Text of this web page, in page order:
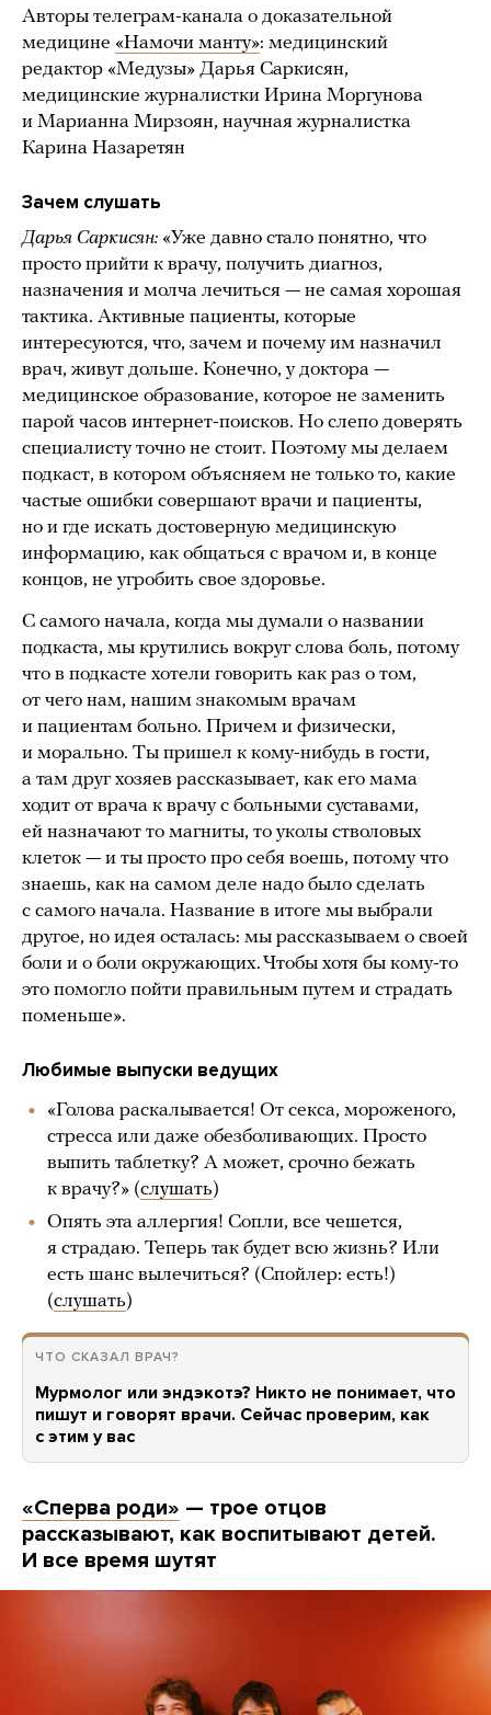
Авторы телеграм-канала о доказательной
медицине «Намочи манту»: медицинский
редактор «Медузы» Дарья Саркисян,
медицинские журналистки Ирина Моргунова
и Марианна Мирзоян, научная журналистка
Карина Назаретян
Зачем слушать
Дарья Саркисян: «Уже давно стало понятно, что
просто прийти к врачу, получить диагноз,
назначения и молча лечиться — не самая хорошая
тактика. Активные пациенты, которые
интересуются, что, зачем и почему им назначил
врач, живут дольше. Конечно, у доктора —
медицинское образование, которое не заменить
парой часов интернет-поисков. Но слепо доверять
специалисту точно не стоит. Поэтому мы делаем
подкаст, в котором объясняем не только то, какие
частые ошибки совершают врачи и пациенты,
но и где искать достоверную медицинскую
информацию, как общаться с врачом и, в конце
концов, не угробить свое здоровье.
С самого начала, когда мы думали о названии
подкаста, мы крутились вокруг слова боль, потому
что в подкасте хотели говорить как раз о том,
от чего нам, нашим знакомым врачам
и пациентам больно. Причем и физически,
и морально. Ты пришел к кому-нибудь в гости,
а там друг хозяев рассказывает, как его мама
ходит от врача к врачу с больными суставами,
ей назначают то магниты, то уколы стволовых
клеток — и ты просто про себя воешь, потому что
знаешь, как на самом деле надо было сделать
с самого начала. Название в итоге мы выбрали
другое, но идея осталась: мы рассказываем о своей
боли и о боли окружающих. Чтобы хотя бы кому-то
это помогло пойти правильным путем и страдать
поменьше».
Любимые выпуски ведущих
«Голова раскалывается! От секса, мороженого,
стресса или даже обезболивающих. Просто
выпить таблетку? А может, срочно бежать
к врачу?» (слушать)
Опять эта аллергия! Сопли, все чешется,
я страдаю. Теперь так будет всю жизнь? Или
есть шанс вылечиться? (Спойлер: есть!)
(слушать)
ЧТО СКАЗАЛ ВРАЧ?
Мурмолог или эндэкотэ? Никто не понимает, что
пишут и говорят врачи. Сейчас проверим, как
с этим у вас
«Сперва роди» — трое отцов
рассказывают, как воспитывают детей.
И все время шутят